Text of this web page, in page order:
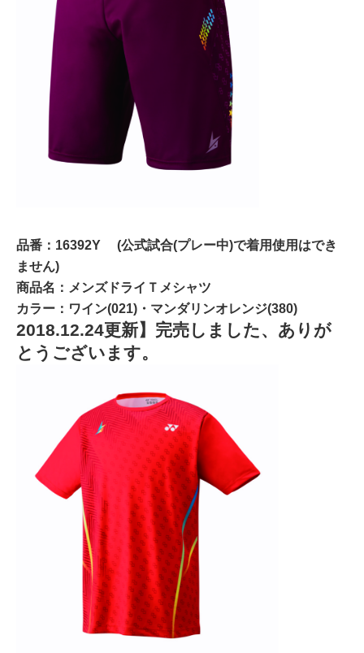
品番：16392Y (公式試合(プレー中)で着用使用はでき
ません)
商品名：メンズドライＴメシャツ
カラー：ワイン(021)・マンダリンオレンジ(380)
2018.12.24更新】完売しました、ありが
とうございます。